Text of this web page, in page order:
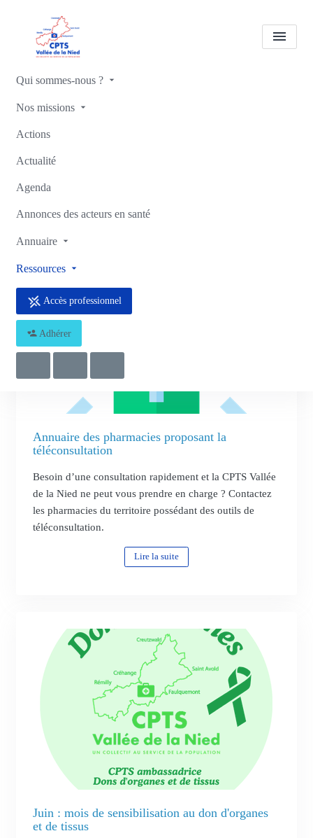
Qui sommes-nous ?
Nos missions
Actions
Actualité
Agenda
Annonces des acteurs en santé
Annuaire
Ressources
Accès professionnel
Adhérer
Annuaire des pharmacies proposant la
téléconsultation
Besoin d’une consultation rapidement et la CPTS Vallée
de la Nied ne peut vous prendre en charge ? Contactez
les pharmacies du territoire possédant des outils de
téléconsultation.
Lire la suite
Juin : mois de sensibilisation au don d'organes
et de tissus